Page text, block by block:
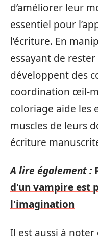
d’améliorer leur
essentiel pour
l’écriture. En
essayant de
développent des
coordination œil-
coloriage aide les
muscles de leurs
écriture
A lire également :
d'un vampire est
l'imagination
Il est aussi à